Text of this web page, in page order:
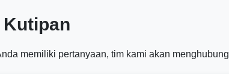
Kutipan
memiliki pertanyaan, tim kami akan